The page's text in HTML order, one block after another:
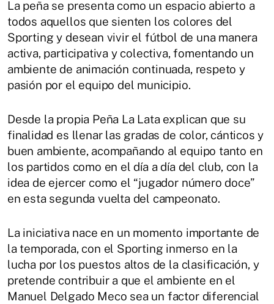
La peña se presenta como un espacio abierto a
todos aquellos que sienten los colores del
Sporting y desean vivir el fútbol de una manera
activa, participativa y colectiva, fomentando un
ambiente de animación continuada, respeto y
pasión por el equipo del municipio.
Desde la propia Peña La Lata explican que su
finalidad es llenar las gradas de color, cánticos y
buen ambiente, acompañando al equipo tanto en
los partidos como en el día a día del club, con la
idea de ejercer como el “jugador número doce”
en esta segunda vuelta del campeonato.
La iniciativa nace en un momento importante de
la temporada, con el Sporting inmerso en la
lucha por los puestos altos de la clasificación, y
pretende contribuir a que el ambiente en el
Manuel Delgado Meco sea un factor diferencial